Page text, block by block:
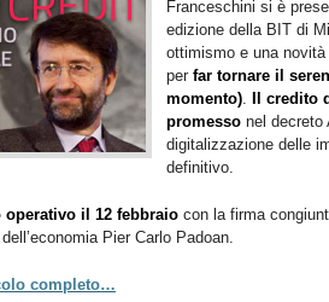
per
il
Turismo
Digitale
è
operativo:
si
richiedere
già
Franceschini si è
edizione della BIT di
ottimismo e una
per far tornare il
momento).
Il credito
promesso nel decreto
digitalizzazione delle
definitivo.
operativo il 12 febbraio con la firma
Pier Carlo Padoan.
completo…